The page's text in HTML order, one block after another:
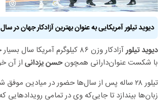
دیوید تیلور آمریکایی به عنوان بهترین آزادکار جهان در سال ۲۰۱۸ انتخاب شد.
دیوید تیلور
آزادکار وزن ۸۶ کیلوگرم
با شکست عنوان‌دارانی همچونحسن یزدانی از آن
زبان‌ها بیندازد تا جایی‌که وی در تمامی رویدادهایی که در سال ۲۰۱۸ کشتی گرفت موفق شد به